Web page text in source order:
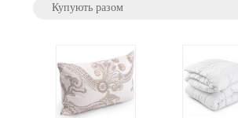
Купують разом